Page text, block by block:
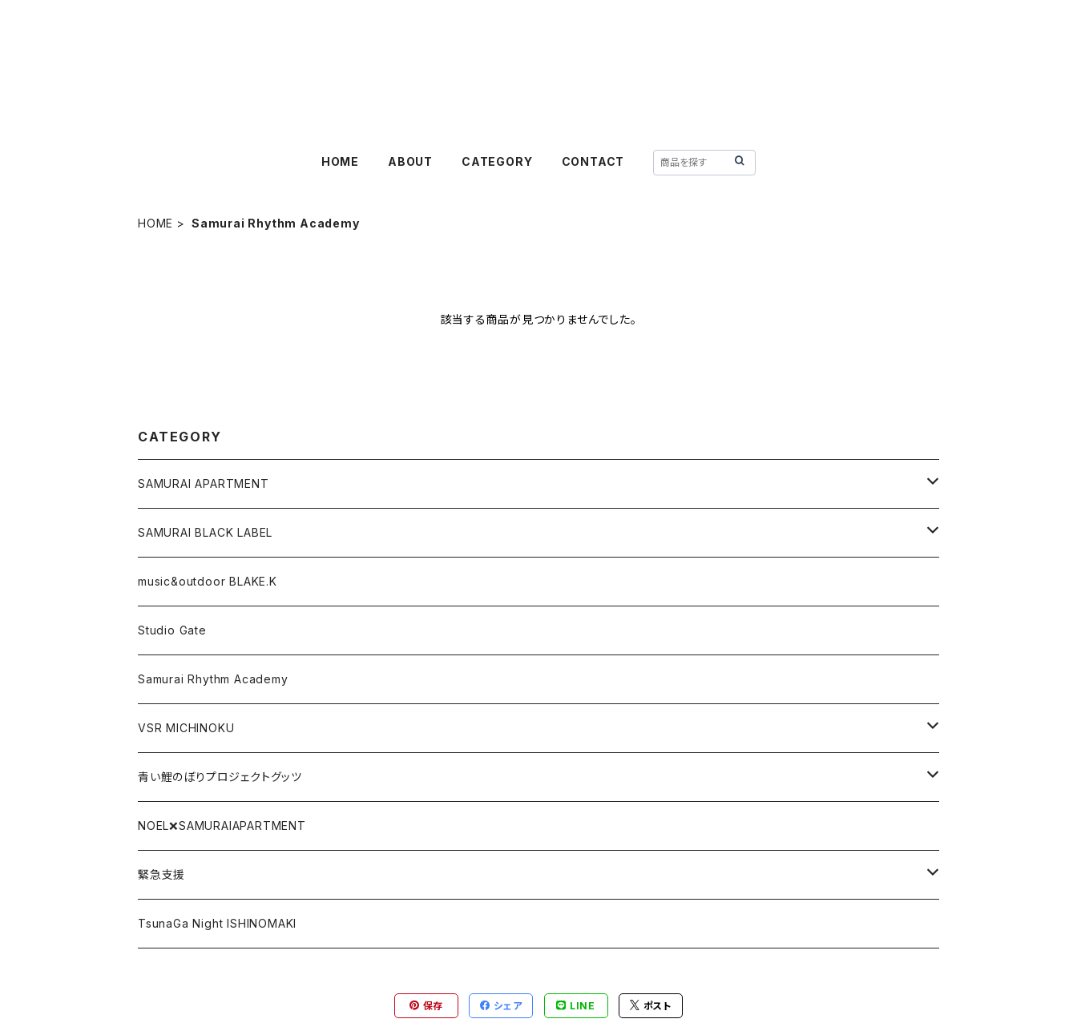
HOME ABOUT CATEGORY CONTACT
HOME Samurai Rhythm Academy
該当する商品が見つかりませんでした。
CATEGORY
SAMURAI APARTMENT
CD,DVD,DLカード
Tシャツ
スマフォケース
Gate関連グッツ
前掛け
タオル
リストバンド
SAMURAI BLACK LABEL
ポストカード
SAMURAI BLACK LABEL
パーカー
Tシャツ
アクリルキーホルダー
music&outdoor BLAKE.K
Studio Gate
Samurai Rhythm Academy
VSR MICHINOKU
DVD
CD
DLカード
青い鯉のぼりプロジェクトグッツ
青い鯉のぼり手拭い
青い鯉のぼりTシャツ
NOEL❌SAMURAIAPARTMENT
緊急支援
復興北陸
TsunaGa Night ISHINOMAKI
保存 シェア LINE ポスト